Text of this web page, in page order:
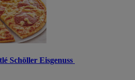
Schöller Eisgenuss